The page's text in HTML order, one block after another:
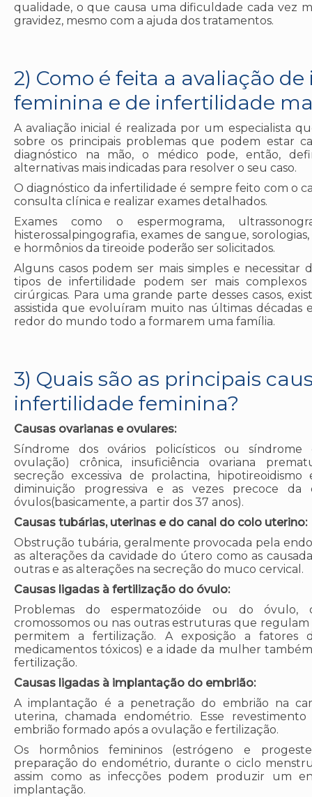
qualidade, o que causa uma dificuldade cada vez
gravidez, mesmo com a ajuda dos tratamentos.
2) Como é feita a avaliação
feminina e de infertilidade
A avaliação inicial é realizada por um especialista
sobre os principais problemas que podem estar
diagnóstico na mão, o médico pode, então,
alternativas mais indicadas para resolver o seu caso.
O diagnóstico da infertilidade é sempre feito com o
consulta clínica e realizar exames detalhados.
Exames como o espermograma,
histerossalpingografia, exames de sangue,
e hormônios da tireoide poderão ser solicitados.
Alguns casos podem ser mais simples e necessitar
tipos de infertilidade podem ser mais
cirúrgicas. Para uma grande parte desses casos,
assistida que evoluíram muito nas últimas décadas
redor do mundo todo a formarem uma família.
3) Quais são as principais
infertilidade feminina?
Causas ovarianas e ovulares:
Síndrome dos ovários policísticos ou síndrome
ovulação) crônica, insuficiência ovariana
secreção excessiva de prolactina,
diminuição progressiva e as vezes precoce
óvulos(basicamente, a partir dos 37 anos).
Causas tubárias, uterinas e do canal do colo uterino:
Obstrução tubária, geralmente provocada pela
as alterações da cavidade do útero como as
outras e as alterações na secreção do muco cervical.
Causas ligadas à fertilização do óvulo:
Problemas do espermatozóide ou do óvulo,
cromossomos ou nas outras estruturas que regulam
permitem a fertilização. A exposição a fatores
medicamentos tóxicos) e a idade da mulher
fertilização.
Causas ligadas à implantação do embrião:
A implantação é a penetração do embrião na
uterina, chamada endométrio. Esse
embrião formado após a ovulação e fertilização.
Os hormônios femininos (estrógeno e
preparação do endométrio, durante o ciclo
assim como as infecções podem produzir um
implantação.